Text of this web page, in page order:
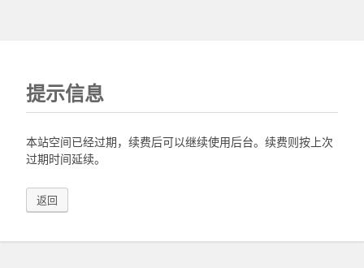
提示信息
本站空间已经过期，续费后可以继续使用后台。续费则按上次
过期时间延续。
返回